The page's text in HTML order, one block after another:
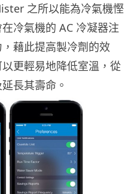
之所以能為冷氣機慳
冷氣機的 AC 冷凝器注
藉此提高製冷劑的效
更輕易地降低室溫，從
長其壽命。